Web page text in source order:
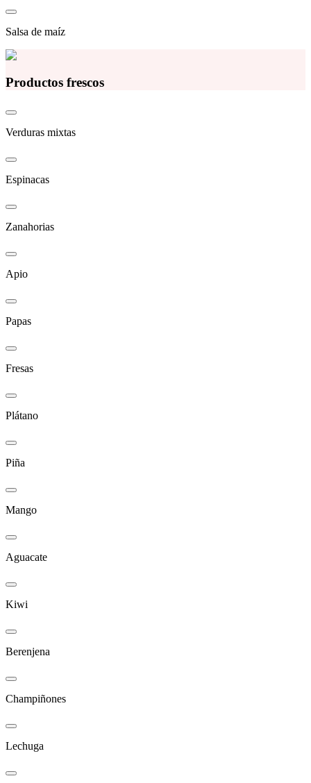
Salsa de maíz
Productos frescos
Verduras mixtas
Espinacas
Zanahorias
Apio
Papas
Fresas
Plátano
Piña
Mango
Aguacate
Kiwi
Berenjena
Champiñones
Lechuga